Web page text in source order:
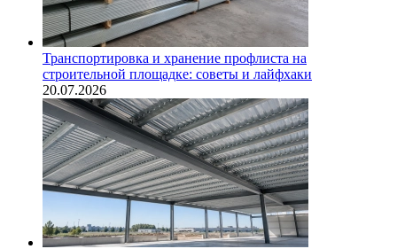
Транспортировка и хранение профлиста на
строительной площадке: советы и лайфхаки
20.07.2026